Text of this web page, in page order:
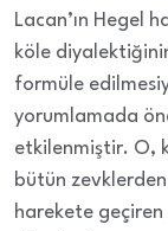
Lacan’ın Hegel
köle
formüle
yorumlamada
etkilenmiştir. O,
bütün
harekete